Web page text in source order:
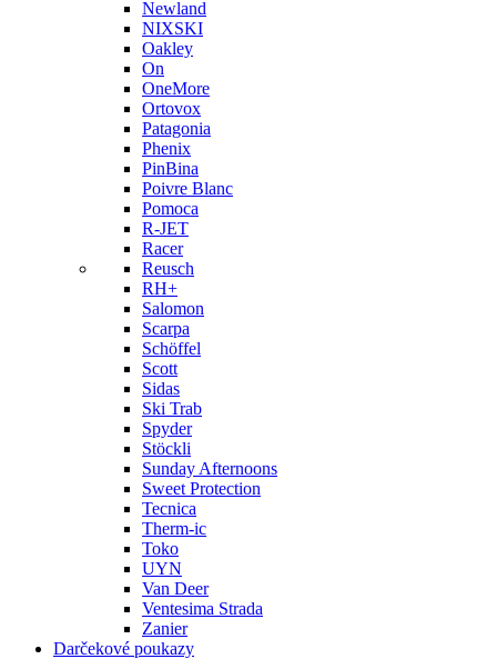
Newland
NIXSKI
Oakley
On
OneMore
Ortovox
Patagonia
Phenix
PinBina
Poivre Blanc
Pomoca
R-JET
Racer
Reusch
RH+
Salomon
Scarpa
Schöffel
Scott
Sidas
Ski Trab
Spyder
Stöckli
Sunday Afternoons
Sweet Protection
Tecnica
Therm-ic
Toko
UYN
Van Deer
Ventesima Strada
Zanier
Darčekové poukazy